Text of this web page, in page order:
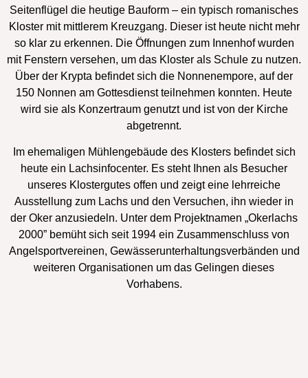
Seitenflügel die heutige Bauform – ein typisch romanisches
Kloster mit mittlerem Kreuzgang. Dieser ist heute nicht mehr
so klar zu erkennen. Die Öffnungen zum Innenhof wurden
mit Fenstern versehen, um das Kloster als Schule zu nutzen.
Über der Krypta befindet sich die Nonnenempore, auf der
150 Nonnen am Gottesdienst teilnehmen konnten. Heute
wird sie als Konzertraum genutzt und ist von der Kirche
abgetrennt.
Im ehemaligen Mühlengebäude des Klosters befindet sich
heute ein Lachsinfocenter. Es steht Ihnen als Besucher
unseres Klostergutes offen und zeigt eine lehrreiche
Ausstellung zum Lachs und den Versuchen, ihn wieder in
der Oker anzusiedeln. Unter dem Projektnamen „Okerlachs
2000” bemüht sich seit 1994 ein Zusammenschluss von
Angelsport­vereinen, Gewässer­unterhaltungs­verbänden und
weiteren Organisationen um das Gelingen dieses
Vorhabens.